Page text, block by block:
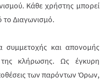
Κάθε χρήστης μπορεί
Διαγωνισμό.
συμμετοχής και απονομής
κλήρωσης. Ως έγκυρη
των παρόντων Όρων,